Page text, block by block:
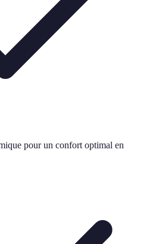
pour un confort optimal en